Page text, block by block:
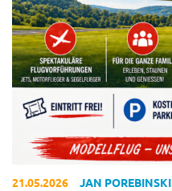
21.05.2026 JAN POREBINSKI